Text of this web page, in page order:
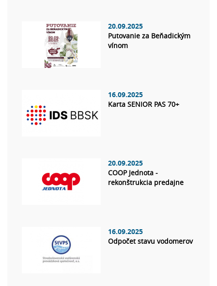
20.09.2025
Putovanie za Beňadickým
vínom
16.09.2025
Karta SENIOR PAS 70+
20.09.2025
COOP Jednota -
rekonštrukcia predajne
16.09.2025
Odpočet stavu vodomerov